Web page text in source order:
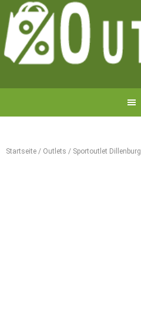
Startseite / Outlets / Sportoutlet Dillenburg